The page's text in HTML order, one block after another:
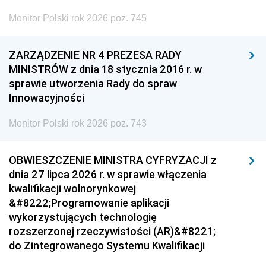
Monitor Polski rok 2026 poz. 745
ZARZĄDZENIE NR 4 PREZESA RADY
MINISTRÓW z dnia 18 stycznia 2016 r. w
sprawie utworzenia Rady do spraw
Innowacyjności
Monitor Polski rok 2026 poz. 743
OBWIESZCZENIE MINISTRA CYFRYZACJI z
dnia 27 lipca 2026 r. w sprawie włączenia
kwalifikacji wolnorynkowej
&#8222;Programowanie aplikacji
wykorzystujących technologię
rozszerzonej rzeczywistości (AR)&#8221;
do Zintegrowanego Systemu Kwalifikacji